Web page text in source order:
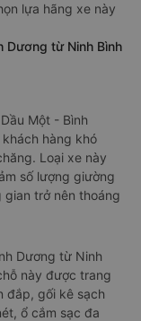
lựa hãng xe này
Dương từ Ninh Bình
Một - Bình
hàng khó
Loại xe này
số lượng giường
gian trở nên thoáng
Dương từ Ninh
này được trang
đắp, gối kê sạch
ổ cắm sạc đa